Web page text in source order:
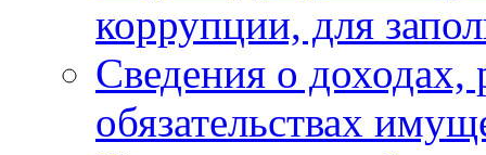
коррупции, для
Сведения о доходах,
обязательствах